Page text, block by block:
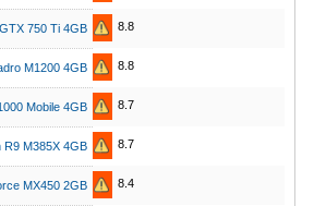
750 Ti 4GB 8.8
M1200 4GB 8.8
Mobile 4GB 8.7
R9 M385X 4GB 8.7
MX450 2GB 8.4